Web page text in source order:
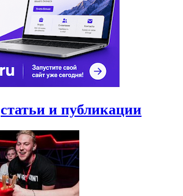
статьи и публикации